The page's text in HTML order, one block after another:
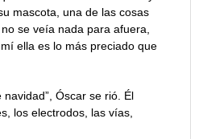
mascota, una de las cosas
se veía nada para afuera,
ella es lo más preciado que
Óscar se rió. Él
los electrodos, las vías,